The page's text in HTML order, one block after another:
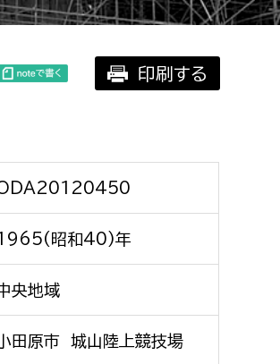
講座などに参加したい
に関わりたい
境政策課
都市部
都市計画課
印刷する
昭和40)年
央地域
田原市 城山陸上競技場